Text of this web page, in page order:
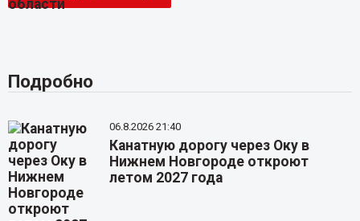
Подробно
06.8.2026 21:40
Канатную дорогу через Оку в
Нижнем Новгороде откроют
летом 2027 года